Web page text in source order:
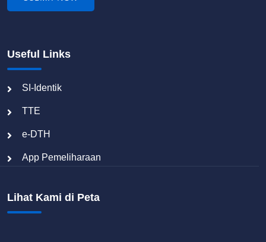
Useful Links
SI-Identik
TTE
e-DTH
App Pemeliharaan
Lihat Kami di Peta